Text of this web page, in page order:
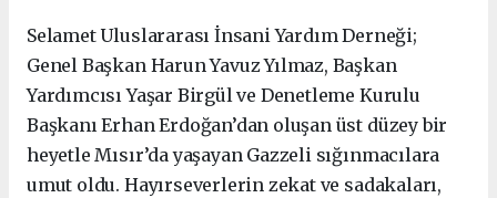
Selamet Uluslararası İnsani Yardım Derneği;
Genel Başkan Harun Yavuz Yılmaz, Başkan
Yardımcısı Yaşar Birgül ve Denetleme Kurulu
Başkanı Erhan Erdoğan’dan oluşan üst düzey bir
heyetle Mısır’da yaşayan Gazzeli sığınmacılara
umut oldu. Hayırseverlerin zekat ve sadakaları,